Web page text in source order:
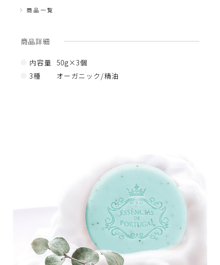
商品一覧
商品詳細
内容量 50g×3個
3種
オーガニック/精油